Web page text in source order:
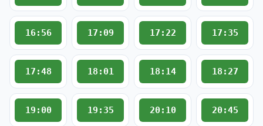
16:56 17:09 17:22 17:35
17:48 18:01 18:14 18:27
19:00 19:35 20:10 20:45